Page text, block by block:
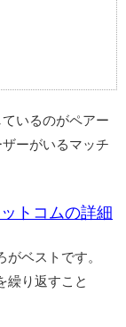
いるのがペアー
ーがいるマッチ
トコムの詳細
ベストです。
繰り返すこと